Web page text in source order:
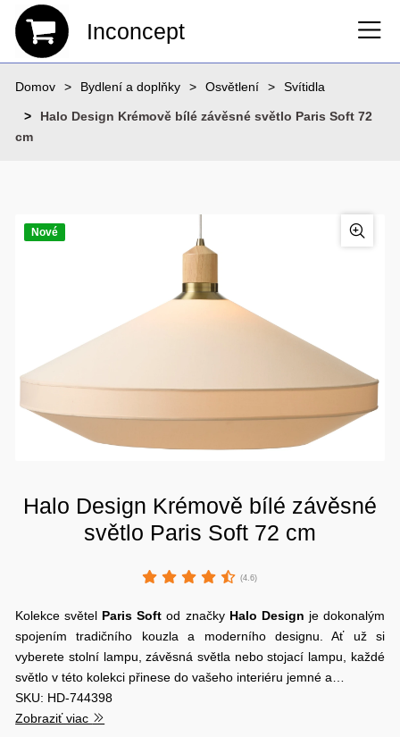
Inconcept
Domov Bydlení a doplňky Osvětlení Svítidla
Halo Design Krémově bílé závěsné světlo Paris Soft 72
cm
Nové
Halo Design Krémově bílé závěsné
světlo Paris Soft 72 cm
(4.6)
Kolekce světel Paris Soft od značky Halo Design je dokonalým
spojením tradičního kouzla a moderního designu. Ať už si
vyberete stolní lampu, závěsná světla nebo stojací lampu, každé
světlo v této kolekci přinese do vašeho interiéru jemné a…
SKU: HD-744398
Zobraziť viac